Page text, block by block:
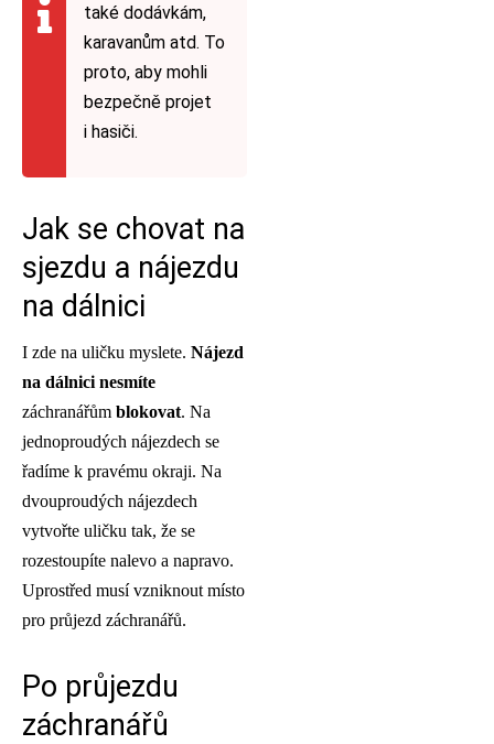
také dodávkám,
karavanům atd. To
proto, aby mohli
bezpečně projet
i hasiči.
Jak se chovat na
sjezdu a nájezdu
na dálnici
I zde na uličku myslete. Nájezd
na dálnici nesmíte
záchranářům blokovat. Na
jednoproudých nájezdech se
řadíme k pravému okraji. Na
dvouproudých nájezdech
vytvořte uličku tak, že se
rozestoupíte nalevo a napravo.
Uprostřed musí vzniknout místo
pro průjezd záchranářů.
Po průjezdu
záchranářů